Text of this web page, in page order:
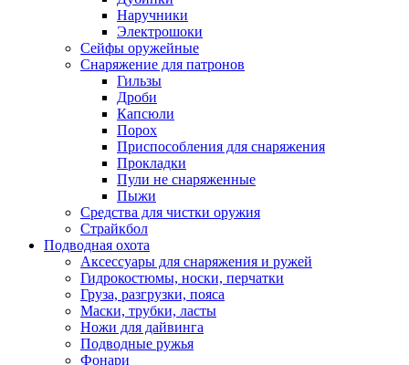
Наручники
Электрошоки
Сейфы оружейные
Снаряжение для патронов
Гильзы
Дроби
Капсюли
Порох
Приспособления для снаряжения
Прокладки
Пули не снаряженные
Пыжи
Средства для чистки оружия
Страйкбол
Подводная охота
Аксессуары для снаряжения и ружей
Гидрокостюмы, носки, перчатки
Груза, разгрузки, пояса
Маски, трубки, ласты
Ножи для дайвинга
Подводные ружья
Фонари